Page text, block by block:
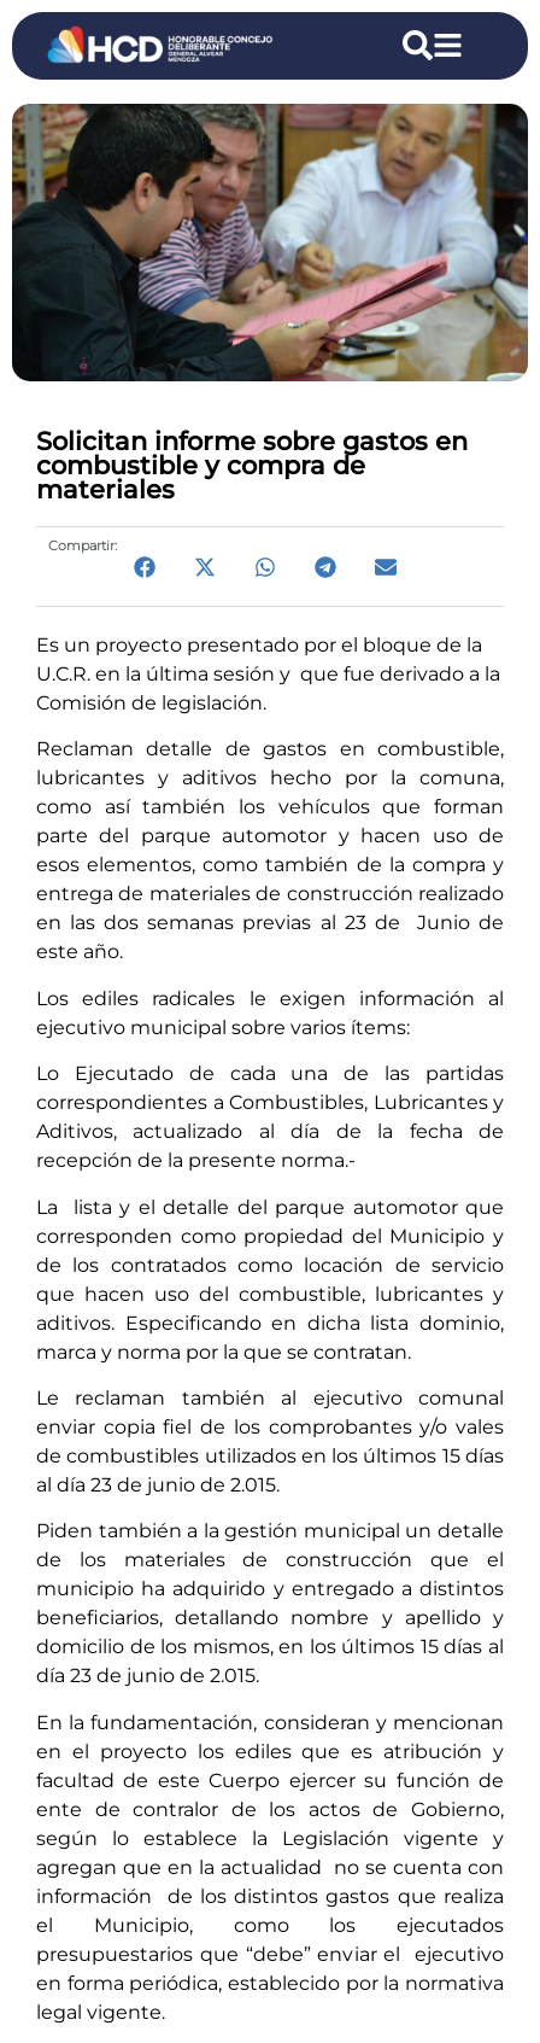
Solicitan informe sobre gastos en
combustible y compra de
materiales
Compartir:
Es un proyecto presentado por el bloque de la
U.C.R. en la última sesión y que fue derivado a la
Comisión de legislación.
Reclaman detalle de gastos en combustible,
lubricantes y aditivos hecho por la comuna,
como así también los vehículos que forman
parte del parque automotor y hacen uso de
esos elementos, como también de la compra y
entrega de materiales de construcción realizado
en las dos semanas previas al 23 de Junio de
este año.
Los ediles radicales le exigen información al
ejecutivo municipal sobre varios ítems:
Lo Ejecutado de cada una de las partidas
correspondientes a Combustibles, Lubricantes y
Aditivos, actualizado al día de la fecha de
recepción de la presente norma.-
La lista y el detalle del parque automotor que
corresponden como propiedad del Municipio y
de los contratados como locación de servicio
que hacen uso del combustible, lubricantes y
aditivos. Especificando en dicha lista dominio,
marca y norma por la que se contratan.
Le reclaman también al ejecutivo comunal
enviar copia fiel de los comprobantes y/o vales
de combustibles utilizados en los últimos 15 días
al día 23 de junio de 2.015.
Piden también a la gestión municipal un detalle
de los materiales de construcción que el
municipio ha adquirido y entregado a distintos
beneficiarios, detallando nombre y apellido y
domicilio de los mismos, en los últimos 15 días al
día 23 de junio de 2.015.
En la fundamentación, consideran y mencionan
en el proyecto los ediles que es atribución y
facultad de este Cuerpo ejercer su función de
ente de contralor de los actos de Gobierno,
según lo establece la Legislación vigente y
agregan que en la actualidad no se cuenta con
información de los distintos gastos que realiza
el Municipio, como los ejecutados
presupuestarios que “debe” enviar el ejecutivo
en forma periódica, establecido por la normativa
legal vigente.